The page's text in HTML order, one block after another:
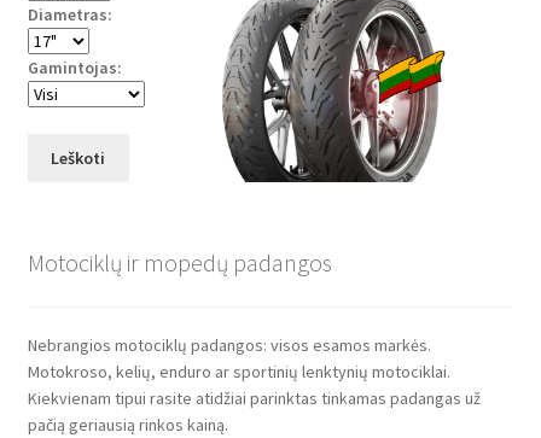
Diametras:
Gamintojas:
Leškoti
Motociklų ir mopedų padangos
Nebrangios motociklų padangos: visos esamos markės.
Motokroso, kelių, enduro ar sportinių lenktynių motociklai.
Kiekvienam tipui rasite atidžiai parinktas tinkamas padangas už
pačią geriausią rinkos kainą.